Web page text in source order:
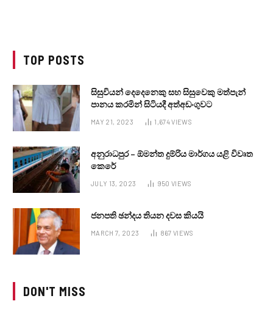
TOP POSTS
සිසුවියන් දෙදෙනෙකු සහ සිසුවෙකු මත්පැන්
පානය කරමින් සිටියදී අත්අඩංගුවට
MAY 21, 2023 1,674VIEWS
අනුරාධපුර – ඕමන්ත දුම්රිය මාර්ගය යළි විවෘත
කෙරේ
JULY 13, 2023 950 VIEWS
ජනපති ඡන්දය තියන දවස කියයි
MARCH 7, 2023 867 VIEWS
DON'T MISS